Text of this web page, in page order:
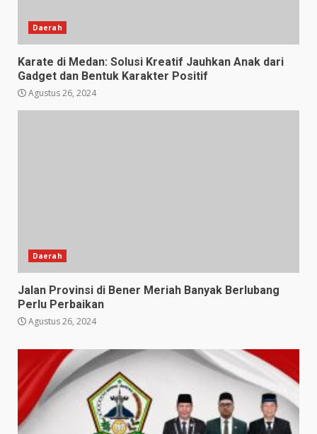
Daerah
Karate di Medan: Solusi Kreatif Jauhkan Anak dari
Gadget dan Bentuk Karakter Positif
Agustus 26, 2024
Daerah
Jalan Provinsi di Bener Meriah Banyak Berlubang
Perlu Perbaikan
Agustus 26, 2024